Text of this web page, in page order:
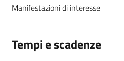
Manifestazioni di interesse
Tempi e scadenze